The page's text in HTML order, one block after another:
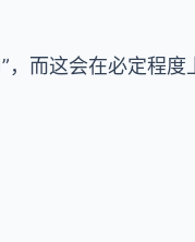
而这会在必定程度